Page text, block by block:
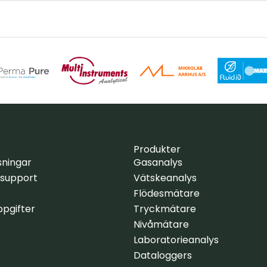
Produkter
Gasanalys
Vätskeanalys
Flödesmätare
Tryckmätare
Nivåmätare
Laboratorieanalys
Dataloggers